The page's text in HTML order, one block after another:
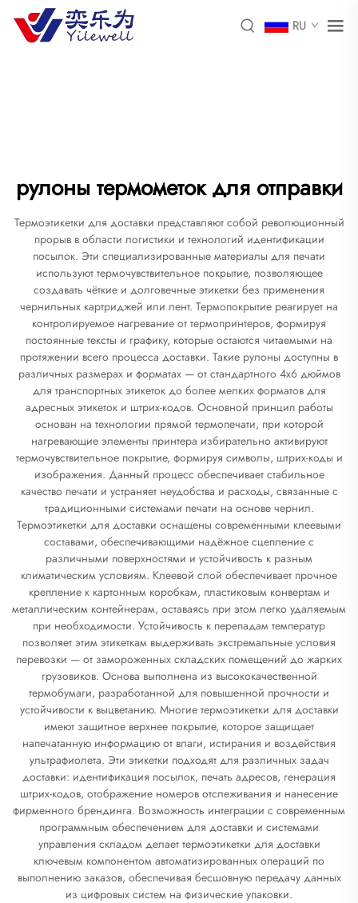
RU
рулоны термометок для отправки
Термоэтикетки для доставки представляют собой революционный
прорыв в области логистики и технологий идентификации
посылок. Эти специализированные материалы для печати
используют термочувствительное покрытие, позволяющее
создавать чёткие и долговечные этикетки без применения
чернильных картриджей или лент. Термопокрытие реагирует на
контролируемое нагревание от термопринтеров, формируя
постоянные тексты и графику, которые остаются читаемыми на
протяжении всего процесса доставки. Такие рулоны доступны в
различных размерах и форматах — от стандартного 4x6 дюймов
для транспортных этикеток до более мелких форматов для
адресных этикеток и штрих-кодов. Основной принцип работы
основан на технологии прямой термопечати, при которой
нагревающие элементы принтера избирательно активируют
термочувствительное покрытие, формируя символы, штрих-коды и
изображения. Данный процесс обеспечивает стабильное
качество печати и устраняет неудобства и расходы, связанные с
традиционными системами печати на основе чернил.
Термоэтикетки для доставки оснащены современными клеевыми
составами, обеспечивающими надёжное сцепление с
различными поверхностями и устойчивость к разным
климатическим условиям. Клеевой слой обеспечивает прочное
крепление к картонным коробкам, пластиковым конвертам и
металлическим контейнерам, оставаясь при этом легко удаляемым
при необходимости. Устойчивость к перепадам температур
позволяет этим этикеткам выдерживать экстремальные условия
перевозки — от замороженных складских помещений до жарких
грузовиков. Основа выполнена из высококачественной
термобумаги, разработанной для повышенной прочности и
устойчивости к выцветанию. Многие термоэтикетки для доставки
имеют защитное верхнее покрытие, которое защищает
напечатанную информацию от влаги, истирания и воздействия
ультрафиолета. Эти этикетки подходят для различных задач
доставки: идентификация посылок, печать адресов, генерация
штрих-кодов, отображение номеров отслеживания и нанесение
фирменного брендинга. Возможность интеграции с современным
программным обеспечением для доставки и системами
управления складом делает термоэтикетки для доставки
ключевым компонентом автоматизированных операций по
выполнению заказов, обеспечивая бесшовную передачу данных
из цифровых систем на физические упаковки.